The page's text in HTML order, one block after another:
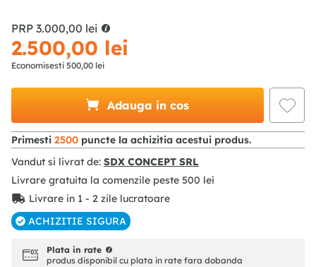
PRP 3.000,00 lei
2.500,00 lei
Economisesti 500,00 lei
Adauga in cos
Primesti 2500 puncte la achizitia acestui produs.
Vandut si livrat de: SDX CONCEPT SRL
Livrare gratuita la comenzile peste 500 lei
Livrare in 1 - 2 zile lucratoare
ACHIZITIE SIGURA
Plata in rate
produs disponibil cu plata in rate fara dobanda